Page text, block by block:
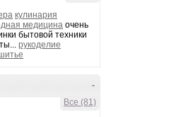
кулинария
медицина очень
бытовой техники
рукоделие
-
Все (81)